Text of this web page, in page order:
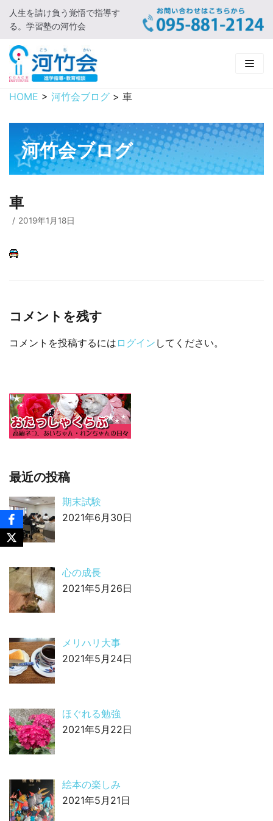
コ
ン
テ
ン
ツ
に
キ
プ
人生を請け負う覚悟で指導す
る。学習塾の河竹会
HOME
新着情報
□ お知らせ
河竹会について
□ 河竹会について
□ 小学部
実 績
HOME > 河竹会ブログ > 車
河竹会ブログ
車
2019年1月18日
コメントを残す
コメントを投稿するには ログイン してください。
最近の投稿
期末試験
2021年6月30日
心の成長
2021年5月26日
メリハリ大事
2021年5月24日
ほぐれる勉強
2021年5月22日
絵本の楽しみ
2021年5月21日